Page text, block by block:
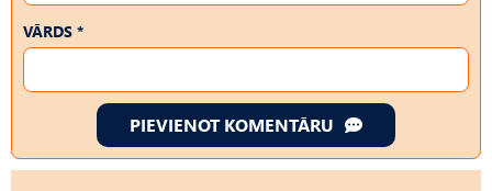
VĀRDS *
PIEVIENOT KOMENTĀRU